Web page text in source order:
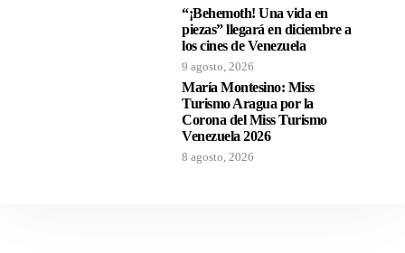
“¡Behemoth! Una vida en
piezas” llegará en diciembre a
los cines de Venezuela
9 agosto, 2026
María Montesino: Miss
Turismo Aragua por la
Corona del Miss Turismo
Venezuela 2026
8 agosto, 2026